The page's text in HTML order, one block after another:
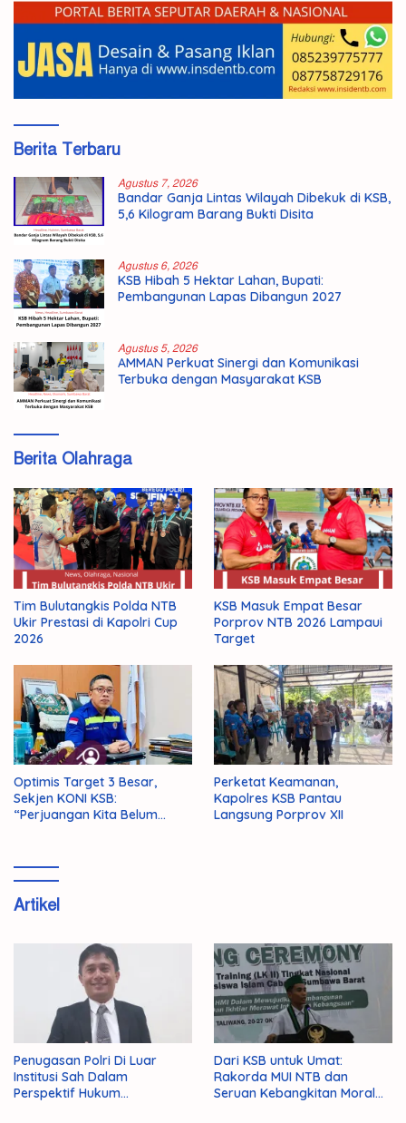
Berita Terbaru
Agustus 7, 2026
Bandar Ganja Lintas Wilayah Dibekuk di KSB,
5,6 Kilogram Barang Bukti Disita
Agustus 6, 2026
KSB Hibah 5 Hektar Lahan, Bupati:
Pembangunan Lapas Dibangun 2027
Agustus 5, 2026
AMMAN Perkuat Sinergi dan Komunikasi
Terbuka dengan Masyarakat KSB
Berita Olahraga
Tim Bulutangkis Polda NTB
Ukir Prestasi di Kapolri Cup
2026
KSB Masuk Empat Besar
Porprov NTB 2026 Lampaui
Target
Optimis Target 3 Besar,
Sekjen KONI KSB:
“Perjuangan Kita Belum
Perketat Keamanan,
Kapolres KSB Pantau
Langsung Porprov XII
Artikel
Penugasan Polri Di Luar
Institusi Sah Dalam
Perspektif Hukum
Dari KSB untuk Umat:
Rakorda MUI NTB dan
Seruan Kebangkitan Moral